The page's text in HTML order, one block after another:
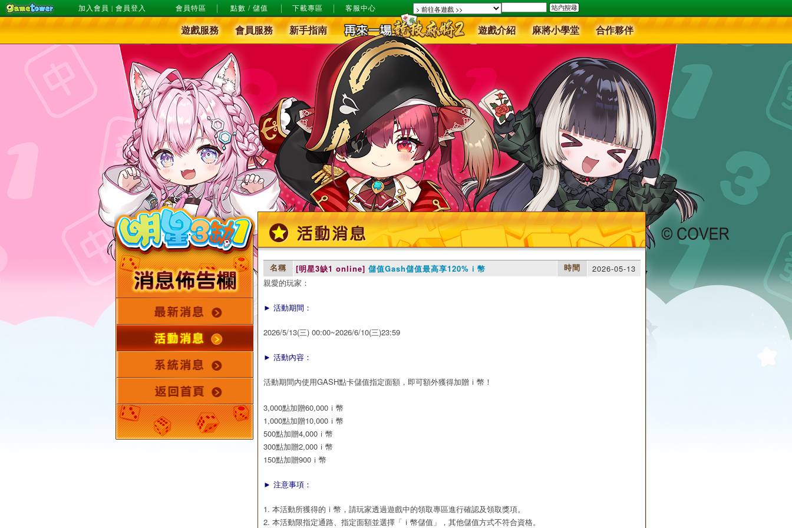
加入會員 | 會員登入 會員特區 點數 / 儲值 下載專區 客服中心
遊戲服務 會員服務 新手指南 遊戲介紹 麻將小學堂 合作夥伴
名稱 [明星3缺1 online] 儲值Gash儲值最高享120%ｉ幣 時間
2026-05-13
親愛的玩家：
► 活動期間：
2026/5/13(三) 00:00~2026/6/10(三)23:59
► 活動內容：
活動期間內使用GASH點卡儲值指定面額，即可額外獲得加贈ｉ幣！
3,000點加贈60,000ｉ幣
1,000點加贈10,000ｉ幣
500點加贈4,000ｉ幣
300點加贈2,000ｉ幣
150點加贈900ｉ幣
► 注意事項：
1. 本活動所獲得的ｉ幣，請玩家透過遊戲中的領取專區進行確認及領取獎項。
2. 本活動限指定通路、指定面額並選擇「ｉ幣儲值」，其他儲值方式不符合資格。